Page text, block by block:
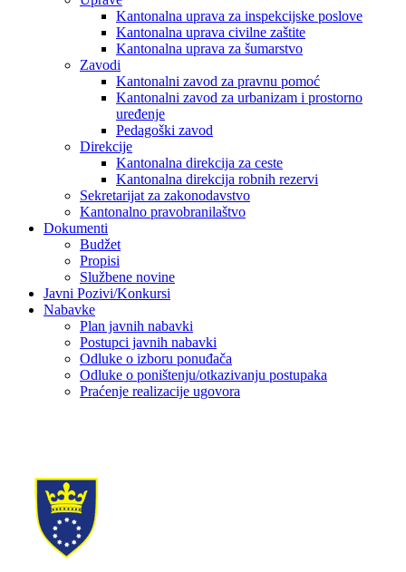
Kantonalna uprava za inspekcijske poslove
Kantonalna uprava civilne zaštite
Kantonalna uprava za šumarstvo
Zavodi
Kantonalni zavod za pravnu pomoć
Kantonalni zavod za urbanizam i prostorno
uređenje
Pedagoški zavod
Direkcije
Kantonalna direkcija za ceste
Kantonalna direkcija robnih rezervi
Sekretarijat za zakonodavstvo
Kantonalno pravobranilaštvo
Dokumenti
Budžet
Propisi
Službene novine
Javni Pozivi/Konkursi
Nabavke
Plan javnih nabavki
Postupci javnih nabavki
Odluke o izboru ponuđača
Odluke o poništenju/otkazivanju postupaka
Praćenje realizacije ugovora